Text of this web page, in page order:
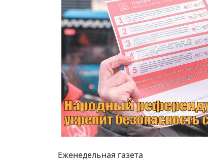
Еженедельная газета